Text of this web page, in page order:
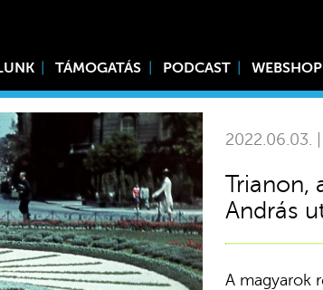
TÁMOGATÁS PODCAST WEBSHOP
2022.06.03.
Trianon,
András
A magyarok